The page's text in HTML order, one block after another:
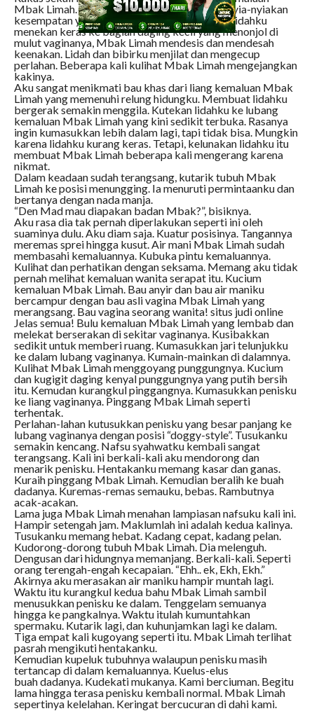
Mbak Limah. Terasa seperti tak ingin aku menyia-nyiakan
kesempatan yang dihidangkannya. Setiap kali lidahku
menekan keras ke bagian daging kecil yang menonjol di
mulut vaginanya, Mbak Limah mendesis dan mendesah
keenakan. Lidah dan bibirku menjilat dan mengecup
perlahan. Beberapa kali kulihat Mbak Limah mengejangkan
kakinya.
Aku sangat menikmati bau khas dari liang kemaluan Mbak
Limah yang memenuhi relung hidungku. Membuat lidahku
bergerak semakin menggila. Kutekan lidahku ke lubang
kemaluan Mbak Limah yang kini sedikit terbuka. Rasanya
ingin kumasukkan lebih dalam lagi, tapi tidak bisa. Mungkin
karena lidahku kurang keras. Tetapi, kelunakan lidahku itu
membuat Mbak Limah beberapa kali mengerang karena
nikmat.
Dalam keadaan sudah terangsang, kutarik tubuh Mbak
Limah ke posisi menungging. Ia menuruti permintaanku dan
bertanya dengan nada manja.
“Den Mad mau diapakan badan Mbak?”, bisiknya.
Aku rasa dia tak pernah diperlakukan seperti ini oleh
suaminya dulu. Aku diam saja. Kuatur posisinya. Tangannya
meremas sprei hingga kusut. Air mani Mbak Limah sudah
membasahi kemaluannya. Kubuka pintu kemaluannya.
Kulihat dan perhatikan dengan seksama. Memang aku tidak
pernah melihat kemaluan wanita serapat itu. Kucium
kemaluan Mbak Limah. Bau anyir dan bau air maniku
bercampur dengan bau asli vagina Mbak Limah yang
merangsang. Bau vagina seorang wanita! situs judi online
Jelas semua! Bulu kemaluan Mbak Limah yang lembab dan
melekat berserakan di sekitar vaginanya. Kusibakkan
sedikit untuk memberi ruang. Kumasukkan jari telunjukku
ke dalam lubang vaginanya. Kumain-mainkan di dalamnya.
Kulihat Mbak Limah menggoyang punggungnya. Kucium
dan kugigit daging kenyal punggungnya yang putih bersih
itu. Kemudan kurangkul pinggangnya. Kumasukkan penisku
ke liang vaginanya. Pinggang Mbak Limah seperti
terhentak.
Perlahan-lahan kutusukkan penisku yang besar panjang ke
lubang vaginanya dengan posisi “doggy-style”. Tusukanku
semakin kencang. Nafsu syahwatku kembali sangat
terangsang. Kali ini berkali-kali aku mendorong dan
menarik penisku. Hentakanku memang kasar dan ganas.
Kuraih pinggang Mbak Limah. Kemudian beralih ke buah
dadanya. Kuremas-remas semauku, bebas. Rambutnya
acak-acakan.
Lama juga Mbak Limah menahan lampiasan nafsuku kali ini.
Hampir setengah jam. Maklumlah ini adalah kedua kalinya.
Tusukanku memang hebat. Kadang cepat, kadang pelan.
Kudorong-dorong tubuh Mbak Limah. Dia melenguh.
Dengusan dari hidungnya memanjang. Berkali-kali. Seperti
orang terengah-engah kecapaian. “Ehh.. ek, Ekh, Ekh.”
Akirnya aku merasakan air maniku hampir muntah lagi.
Waktu itu kurangkul kedua bahu Mbak Limah sambil
menusukkan penisku ke dalam. Tenggelam semuanya
hingga ke pangkalnya. Waktu itulah kumuntahkan
spermaku. Kutarik lagi, dan kuhunjamkan lagi ke dalam.
Tiga empat kali kugoyang seperti itu. Mbak Limah terlihat
pasrah mengikuti hentakanku.
Kemudian kupeluk tubuhnya walaupun penisku masih
tertancap di dalam kemaluannya. Kuelus-elus
buah dadanya. Kudekati mukanya. Kami berciuman. Begitu
lama hingga terasa penisku kembali normal. Mbak Limah
sepertinya kelelahan. Keringat bercucuran di dahi kami.